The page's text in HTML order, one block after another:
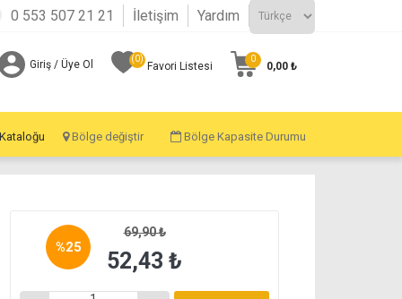
0 553 507 21 21 İletişim Yardım
Giriş / Üye Ol Favori Listesi
(0) 0
0,00 ₺
Bölge değiştir Bölge Kapasite Durumu
%25
69,90 ₺
52,43 ₺